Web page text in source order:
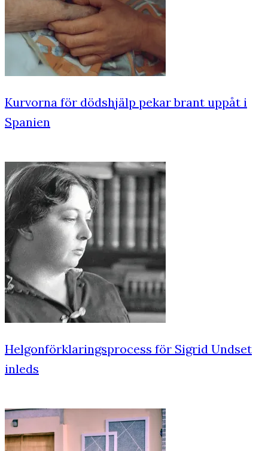
Kurvorna för dödshjälp pekar brant uppåt i
Spanien
Helgonförklaringsprocess för Sigrid Undset
inleds